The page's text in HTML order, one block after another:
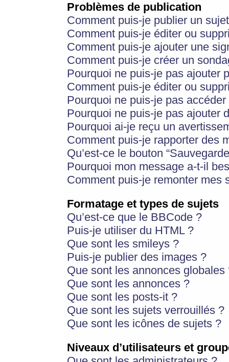
Problèmes de publication
Comment puis-je publier un
Comment puis-je éditer ou
Comment puis-je ajouter une
Comment puis-je créer un
Pourquoi ne puis-je pas ajouter
Comment puis-je éditer ou
Pourquoi ne puis-je pas
Pourquoi ne puis-je pas ajouter
Pourquoi ai-je reçu un
Comment puis-je rapporter des
Qu’est-ce le bouton
Pourquoi mon message a-t-il
Comment puis-je remonter mes
Formatage et types de sujets
Qu’est-ce que le BBCode ?
Puis-je utiliser du HTML ?
Que sont les smileys ?
Puis-je publier des images ?
Que sont les annonces globales
Que sont les annonces ?
Que sont les posts-it ?
Que sont les sujets verrouillés ?
Que sont les icônes de sujets ?
Niveaux d’utilisateurs et